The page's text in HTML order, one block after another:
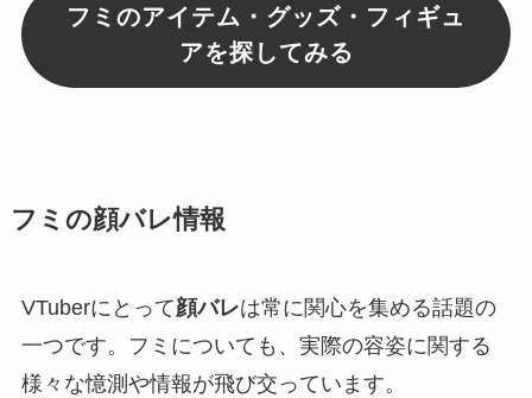
フミのアイテム・グッズ・フィギュ
アを探してみる
フミ の顔バレ情報
VTuberにとって顔バレは常に関心を集める話題の
一つです。フミについても、実際の容姿に関する
様々な憶測や情報が飛び交っています。